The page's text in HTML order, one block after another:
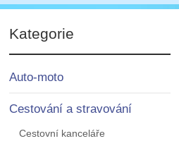
Kategorie
Auto-moto
Cestování a stravování
Cestovní kanceláře